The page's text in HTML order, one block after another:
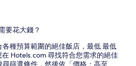
要花大錢？
種預算範圍的絕佳飯店，最低 最低
Hotels.com 尋找符合您需求的絕佳
篩選條件，然後依「價格：高至